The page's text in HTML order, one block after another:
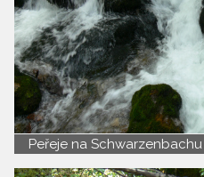
Peřeje na Schwarzenbachu